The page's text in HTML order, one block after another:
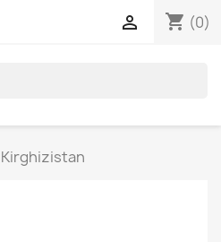
shopping_cart (0)

Kirghizistan